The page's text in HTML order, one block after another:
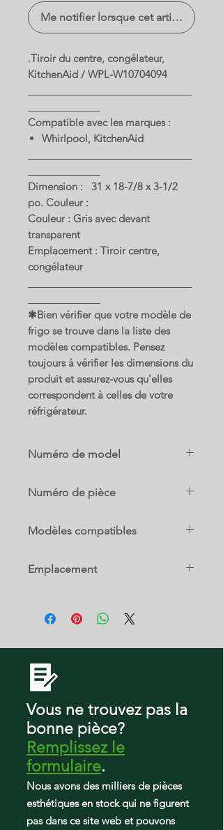
Me notifier lorsque cet article est
.Tiroir du centre, congélateur,
KitchenAid / WPL-W10704094
Compatible avec les marques :
Whirlpool, KitchenAid
Dimension : 31 x 18-7/8 x 3-1/2
po. Couleur :
Couleur : Gris avec devant
transparent
Emplacement : Tiroir centre,
congélateur
✱Bien vérifier que votre modèle de
frigo se trouve dans la liste des
modèles compatibles. Pensez
toujours à vérifier les dimensions du
produit et assurez-vous qu'elles
correspondent à celles de votre
réfrigérateur.
Numéro de model
Numéro de pièce
Modèles compatibles
KFIV29PCMS01
KRFF577KBS01
Krff577kps01
KRFF577KPS02
Krff577kps02
KRFF577KPS03
KRFF707EBS00
KRFF707ESS00
KRFF707ESS01
Emplacement
Vous ne trouvez pas la
bonne pièce?
Remplissez le
formulaire.
Nous avons des milliers de pièces
esthétiques en stock qui ne figurent
pas dans ce site web et pouvons